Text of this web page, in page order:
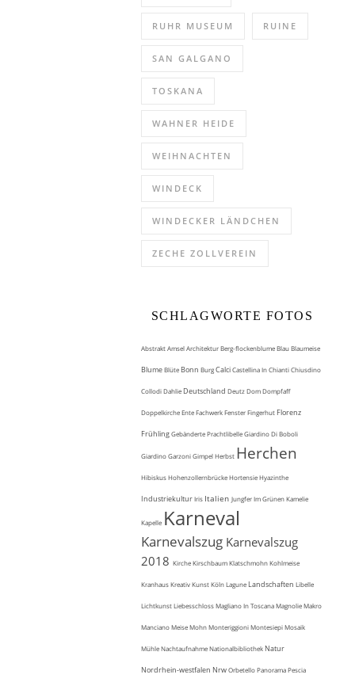
RUHR MUSEUM RUINE
SAN GALGANO
TOSKANA
WAHNER HEIDE
WEIHNACHTEN
WINDECK
WINDECKER LÄNDCHEN
ZECHE ZOLLVEREIN
SCHLAGWORTE FOTOS
AbstraktAmselArchitekturBerg-flockenblumeBlauBlaumeise
BlumeBlüte Bonn BurgCalciCastellina In ChiantiChiusdino
CollodiDahlie Deutschland DeutzDomDompfaff
DoppelkircheEnteFachwerkFensterFingerhut Florenz
FrühlingGebänderte PrachtlibelleGiardino Di Boboli
Giardino GarzoniGimpelHerbst Herchen
HibiskusHohenzollernbrückeHortensieHyazinthe
IndustriekulturIris Italien Jungfer Im GrünenKamelie
Kapelle Karneval
Karnevalszug Karnevalszug
2018 KircheKirschbaumKlatschmohnKohlmeise
KranhausKreativKunstKölnLagune Landschaften Libelle
LichtkunstLiebesschlossMagliano In ToscanaMagnolieMakro
MancianoMeiseMohnMonteriggioniMontesiepiMosaik
MühleNachtaufnahmeNationalbibliothek Natur
Nordrhein-westfalen NrwOrbetelloPanoramaPescia